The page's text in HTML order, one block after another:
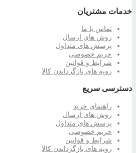
خدمات مشتریان
تماس با ما
روش های ارسال
پرسش های متداول
حریم خصوصی
شرایط و قوانین
رویه های بازگرداندن کالا
دسترسی سریع
راهنمای خرید
روش های ارسال
پرسش های متداول
حریم خصوصی
شرایط و قوانین
رویه های بازگرداندن کالا